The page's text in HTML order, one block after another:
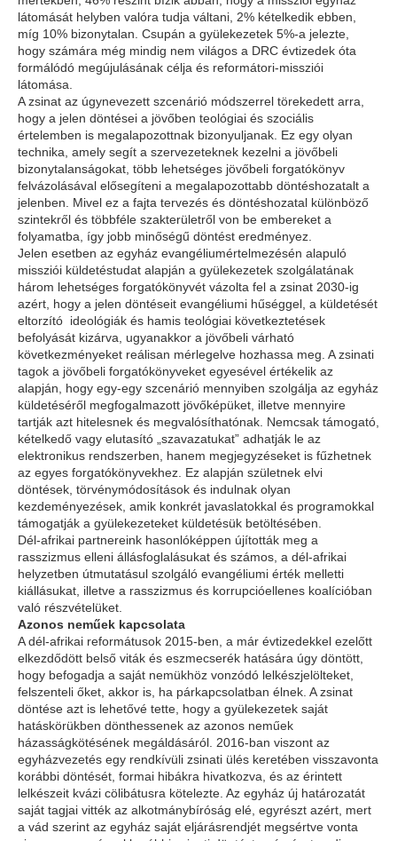
látomását helyben valóra tudja váltani, 2% kételkedik ebben,
míg 10% bizonytalan. Csupán a gyülekezetek 5%-a jelezte,
hogy számára még mindig nem világos a DRC évtizedek óta
formálódó megújulásának célja és reformátori-missziói
látomása.
A zsinat az úgynevezett szcenárió módszerrel törekedett arra,
hogy a jelen döntései a jövőben teológiai és szociális
értelemben is megalapozottnak bizonyuljanak. Ez egy olyan
technika, amely segít a szervezeteknek kezelni a jövőbeli
bizonytalanságokat, több lehetséges jövőbeli forgatókönyv
felvázolásával elősegíteni a megalapozottabb döntéshozatalt a
jelenben. Mivel ez a fajta tervezés és döntéshozatal különböző
szintekről és többféle szakterületről von be embereket a
folyamatba, így jobb minőségű döntést eredményez.
Jelen esetben az egyház evangéliumértelmezésén alapuló
missziói küldetéstudat alapján a gyülekezetek szolgálatának
három lehetséges forgatókönyvét vázolta fel a zsinat 2030-ig
azért, hogy a jelen döntéseit evangéliumi hűséggel, a küldetését
eltorzító ideológiák és hamis teológiai következtetések
befolyását kizárva, ugyanakkor a jövőbeli várható
következményeket reálisan mérlegelve hozhassa meg. A zsinati
tagok a jövőbeli forgatókönyveket egyesével értékelik az
alapján, hogy egy-egy szcenárió mennyiben szolgálja az egyház
küldetéséről megfogalmazott jövőképüket, illetve mennyire
tartják azt hitelesnek és megvalósíthatónak. Nemcsak támogató,
kételkedő vagy elutasító „szavazatukat” adhatják le az
elektronikus rendszerben, hanem megjegyzéseket is fűzhetnek
az egyes forgatókönyvekhez. Ez alapján születnek elvi
döntések, törvénymódosítások és indulnak olyan
kezdeményezések, amik konkrét javaslatokkal és programokkal
támogatják a gyülekezeteket küldetésük betöltésében.
Dél-afrikai partnereink hasonlóképpen újították meg a
rasszizmus elleni állásfoglalásukat és számos, a dél-afrikai
helyzetben útmutatásul szolgáló evangéliumi érték melletti
kiállásukat, illetve a rasszizmus és korrupcióellenes koalícióban
való részvételüket.
Azonos neműek kapcsolata
A dél-afrikai reformátusok 2015-ben, a már évtizedekkel ezelőtt
elkezdődött belső viták és eszmecserék hatására úgy döntött,
hogy befogadja a saját nemükhöz vonzódó lelkészjelölteket,
felszenteli őket, akkor is, ha párkapcsolatban élnek. A zsinat
döntése azt is lehetővé tette, hogy a gyülekezetek saját
hatáskörükben dönthessenek az azonos neműek
házasságkötésének megáldásáról. 2016-ban viszont az
egyházvezetés egy rendkívüli zsinati ülés keretében visszavonta
korábbi döntését, formai hibákra hivatkozva, és az érintett
lelkészeit kvázi cölibátusra kötelezte. Az egyház új határozatát
saját tagjai vitték az alkotmánybíróság elé, egyrészt azért, mert
a vád szerint az egyház saját eljárásrendjét megsértve vonta